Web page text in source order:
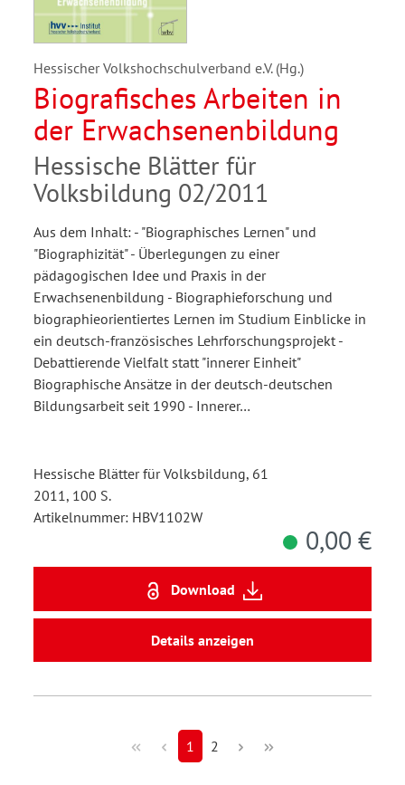
Hessischer Volkshochschulverband e.V. (Hg.)
Biografisches Arbeiten in
der Erwachsenenbildung
Hessische Blätter für
Volksbildung 02/2011
Aus dem Inhalt: - "Biographisches Lernen" und
"Biographizität" - Überlegungen zu einer
pädagogischen Idee und Praxis in der
Erwachsenenbildung - Biographieforschung und
biographieorientiertes Lernen im Studium Einblicke in
ein deutsch-französisches Lehrforschungsprojekt -
Debattierende Vielfalt statt "innerer Einheit"
Biographische Ansätze in der deutsch-deutschen
Bildungsarbeit seit 1990 - Innerer…
Hessische Blätter für Volksbildung, 61
2011, 100 S.
Artikelnummer: HBV1102W
0,00 €
Download
Details anzeigen
1 2